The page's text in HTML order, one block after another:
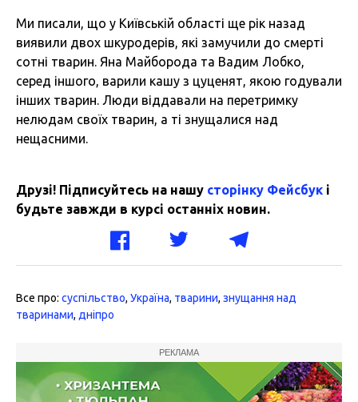
Ми писали, що у Київській області ще рік назад
виявили двох шкуродерів, які замучили до смерті
сотні тварин. Яна Майборода та Вадим Лобко,
серед іншого, варили кашу з цуценят, якою годували
інших тварин. Люди віддавали на перетримку
нелюдам своїх тварин, а ті знущалися над
нещасними.
Друзі! Підписуйтесь на нашу сторінку Фейсбук і
будьте завжди в курсі останніх новин.
Все про: суспільство, Україна, тварини, знущання над
тваринами, дніпро
РЕКЛАМА